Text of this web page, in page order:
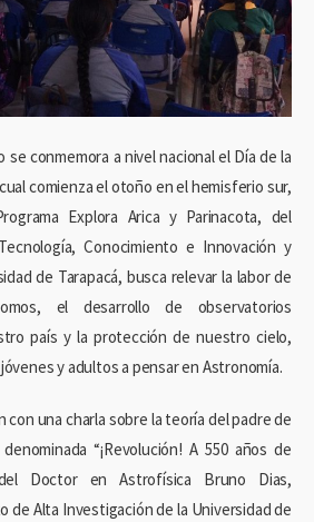
se conmemora a nivel nacional el Día de la
comienza el otoño en el hemisferio sur,
Explora Arica y Parinacota, del
Conocimiento e Innovación y
de Tarapacá, busca relevar la labor de
el desarrollo de observatorios
país y la protección de nuestro cielo,
y adultos a pensar en Astronomía.
con una charla sobre la teoría del padre de
“¡Revolución! A 550 años de
Doctor en Astrofísica Bruno Dias,
Alta Investigación de la Universidad de